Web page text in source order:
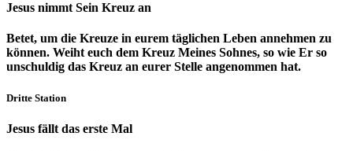
Jesus nimmt Sein Kreuz an
Betet, um die Kreuze in eurem täglichen Leben annehmen zu
können. Weiht euch dem Kreuz Meines Sohnes, so wie Er so
unschuldig das Kreuz an eurer Stelle angenommen hat.
Dritte Station
Jesus fällt das erste Mal